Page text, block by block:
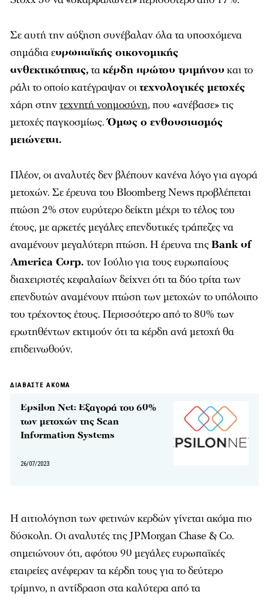
Σε αυτή την αύξηση συνέβαλαν όλα τα υποσχόμενα
σημάδια ευρωπαϊκής οικονομικής
ανθεκτικότητας,τακέρδη πρώτου τριμήνου και το
ράλι το οποίο κατέγραψαν οιτεχνολογικές μετοχές
χάρη στηντεχνητή νοημοσύνη, που «ανέβασε» τις
μετοχές παγκοσμίως.Όμως ο ενθουσιασμός
μειώνεται.
Πλέον, οι αναλυτές δεν βλέπουν κανένα λόγο για αγορά
μετοχών. Σε έρευνα του Bloomberg News προβλέπεται
πτώση 2% στον ευρύτερο δείκτη μέχρι το τέλος του
έτους, με αρκετές μεγάλες επενδυτικές τράπεζες να
αναμένουν μεγαλύτερη πτώση. Η έρευνα τηςBank of
America Corp. τον Ιούλιο για τους ευρωπαίους
διαχειριστές κεφαλαίων δείχνει ότι τα δύο τρίτα των
επενδυτών αναμένουν πτώση των μετοχών το υπόλοιπο
του τρέχοντος έτους. Περισσότερο από το 80% των
ερωτηθέντων εκτιμούν ότι τα κέρδη ανά μετοχή θα
επιδεινωθούν.
ΔΙΑΒΑΣΤΕ ΑΚΟΜΑ
Epsilon Net: Εξαγορά του 60%
των μετοχών της Scan
Information Systems
26/07/2023
Η αιτιολόγηση των φετινών κερδών γίνεται ακόμα πιο
δύσκολη. Οι αναλυτές της JPMorgan Chase & Co.
σημειώνουν ότι, αφότου 90 μεγάλες ευρωπαϊκές
εταιρείες ανέφεραν τα κέρδη τους για το δεύτερο
τρίμηνο, η αντίδραση στα καλύτερα από τα